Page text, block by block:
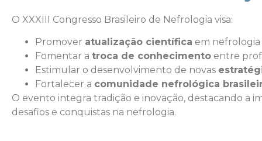
O XXXIII Congresso Brasileiro de Nefrologia visa:
Promover atualização científica em nefrologia
Fomentar a troca de conhecimento entre
Estimular o desenvolvimento de novas
Fortalecer a comunidade nefrológica
O evento integra tradição e inovação, destacando a
desafios e conquistas na nefrologia.